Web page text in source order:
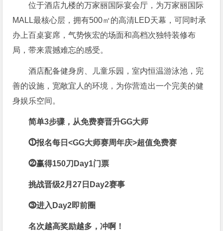
位于酒店九楼的万家丽国际宴会厅，为万家丽国际
MALL最核心层，拥有500㎡的高清LED天幕，可同时承
办上百桌宴席，气势恢宏的场面和高档次独特装修布
局，带来震撼难忘的感受。
酒店配备健身房、儿童乐园，室内恒温游泳池，完
善的设施，宽敞宜人的环境，为你营造出一个完美的健
身娱乐空间。
简单3步骤，从免费赛晋升GG大师
⓵报名每日<GG大师赛周年庆>超值免费赛
⓶赢得150刀Day1门票
挑战晋级2月27日Day2赛事
⓷进入Day2即前圈
名次越高奖励越多，冲啊！